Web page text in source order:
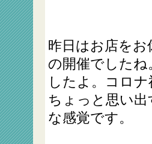
昨日はお店を
の開催でした
したよ。コロ
ちょっと思い
な感覚です。